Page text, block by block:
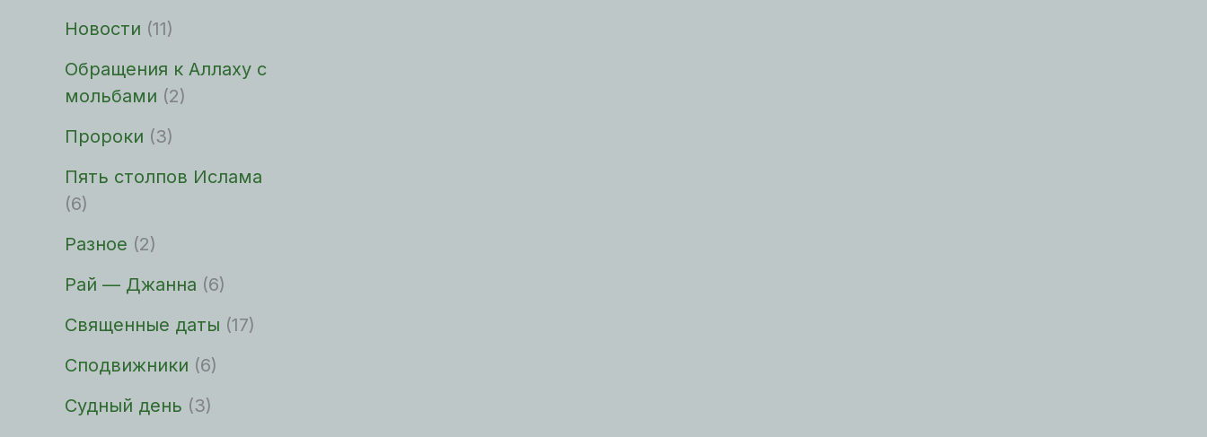
Новости (11)
Обращения к Аллаху с
мольбами (2)
Пророки (3)
Пять столпов Ислама
(6)
Разное (2)
Рай — Джанна (6)
Священные даты (17)
Сподвижники (6)
Судный день (3)